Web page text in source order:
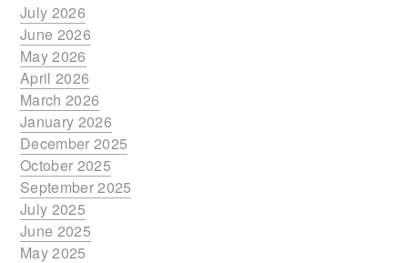
July 2026
June 2026
May 2026
April 2026
March 2026
January 2026
December 2025
October 2025
September 2025
July 2025
June 2025
May 2025